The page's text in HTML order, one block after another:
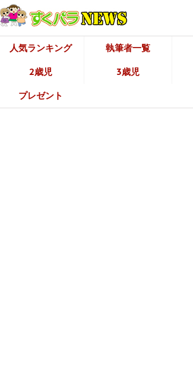
人気ランキング 執筆者一覧
2歳児 3歳児
プレゼント